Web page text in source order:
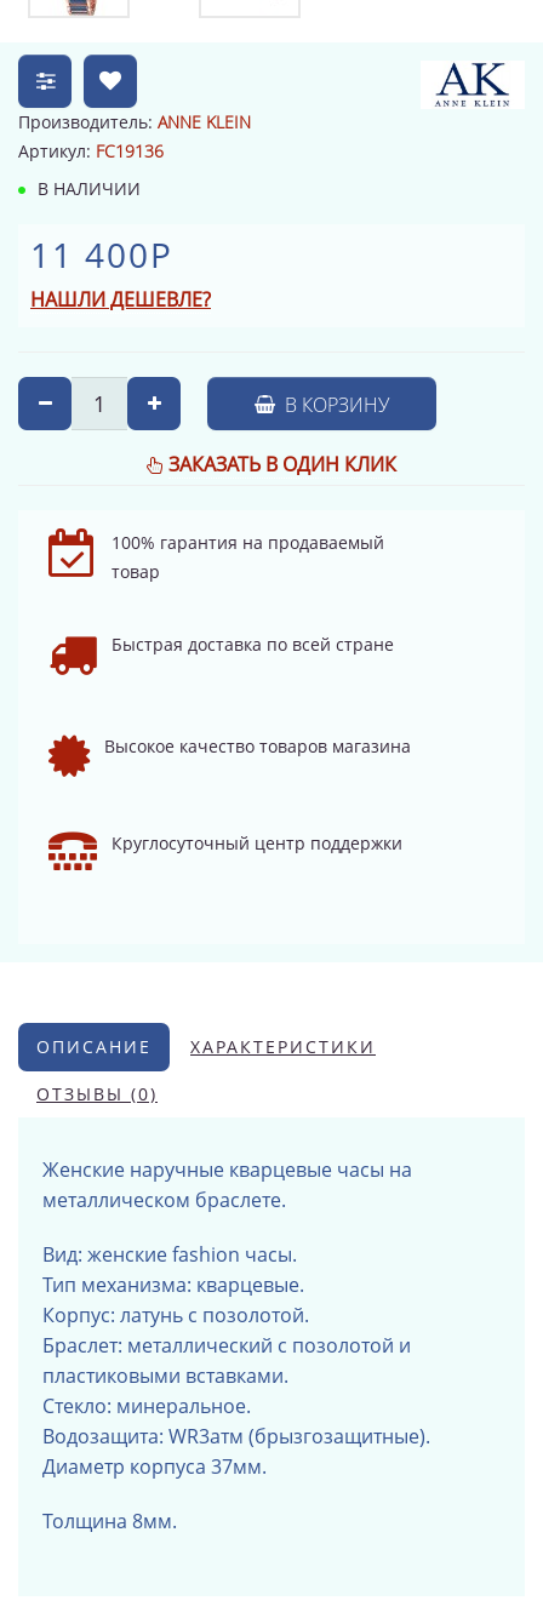
Производитель: ANNE KLEIN
Артикул: FC19136
В НАЛИЧИИ
11 400Р
НАШЛИ ДЕШЕВЛЕ?
В КОРЗИНУ
ЗАКАЗАТЬ В ОДИН КЛИК
100% гарантия на продаваемый
товар
Быстрая доставка по всей стране
Высокое качество товаров магазина
Круглосуточный центр поддержки
ОПИСАНИЕ ХАРАКТЕРИСТИКИ
ОТЗЫВЫ (0)
Женские наручные кварцевые часы на
металлическом браслете.
Вид: женские fashion часы.
Тип механизма: кварцевые.
Корпус: латунь с позолотой.
Браслет: металлический с позолотой и
пластиковыми вставками.
Стекло: минеральное.
Водозащита: WR3атм (брызгозащитные).
Диаметр корпуса 37мм.
Толщина 8мм.